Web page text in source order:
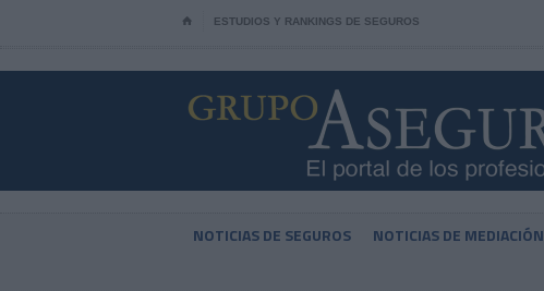
⌂ ESTUDIOS Y RANKINGS DE SEGUROS
NOTICIAS DE SEGUROS NOTICIAS DE MEDIACIÓN